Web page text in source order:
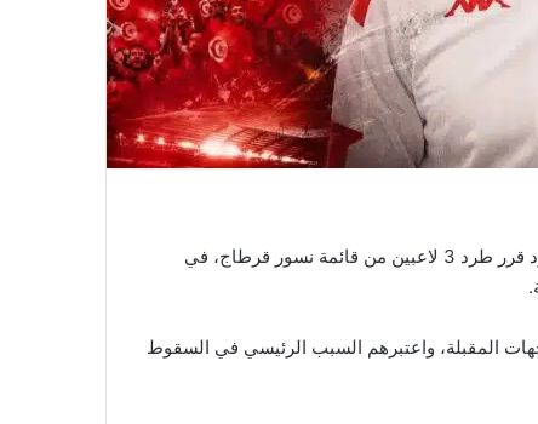
قبل ساعات من مهمته الأولى مع المنتخب التونسي، هيرفي رينارد قرر طرد 3 لاعبين من قائمة نسور قرطاج، في
المقبلة، واعتبرهم السبب الرئيسي في السقوط